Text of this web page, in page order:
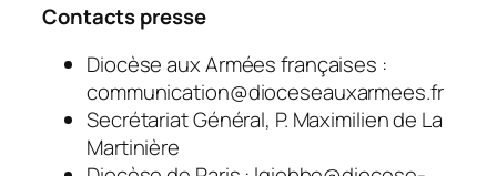
Contacts presse
Diocèse aux Armées françaises :
communication@dioceseauxarmees.fr
Secrétariat Général, P. Maximilien de La
Martinière